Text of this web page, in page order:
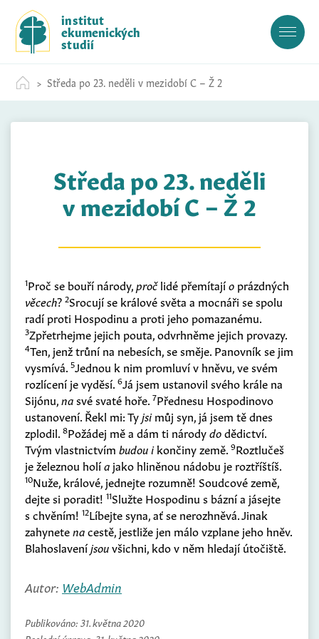
c
institut
ekumenických
studií
Středa po 23. neděli v mezidobí C – Ž 2
Středa po 23. neděli
v mezidobí C – Ž 2
1Proč se bouří národy,pročlidé přemítajío prázdných
věcech? 2Srocují se králové světa a mocnáři se spolu
radí proti Hospodinu a proti jeho pomazanému.
3Zpřetrhejme jejich pouta, odvrhněme jejich provazy.
4Ten, jenž trůní na nebesích, se směje. Panovník se jim
vysmívá. 5Jednou k nim promluví v hněvu, ve svém
rozlícení je vyděsí. 6Já jsem ustanovil svého krále na
Sijónu,nasvé svaté hoře. 7Přednesu Hospodinovo
ustanovení. Řekl mi: Tyjsimůj syn, já jsem tě dnes
zplodil. 8Požádej mě a dám ti národydodědictví.
Tvým vlastnictvím budou ikončiny země. 9Roztlučeš
je železnou holía jako hliněnou nádobu je roztříštíš.
10Nuže, králové, jednejte rozumně! Soudcové země,
dejte si poradit! 11Služte Hospodinu s bázní a jásejte
s chvěním! 12Líbejte syna, ať se nerozhněvá. Jinak
zahynetenacestě, jestliže jen málo vzplane jeho hněv.
Blahoslaveníjsouvšichni, kdo v něm hledají útočiště.
Autor: WebAdmin
Publikováno: 31. května 2020